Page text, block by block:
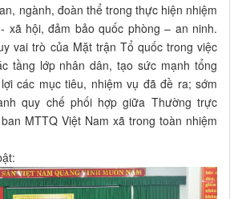
ngành, đoàn thể trong thực hiện nhiệm
xã hội, đảm bảo quốc phòng – an ninh.
vai trò của Mặt trận Tổ quốc trong việc
tầng lớp nhân dân, tạo sức mạnh tổng
các mục tiêu, nhiệm vụ đã đề ra; sớm
quy chế phối hợp giữa Thường trực
MTTQ Việt Nam xã trong toàn nhiệm